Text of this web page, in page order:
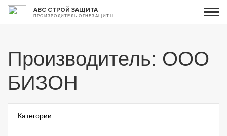
АВС СТРОЙ ЗАЩИТА
ПРОИЗВОДИТЕЛЬ ОГНЕЗАЩИТЫ
Производитель: ООО
БИЗОН
Категории